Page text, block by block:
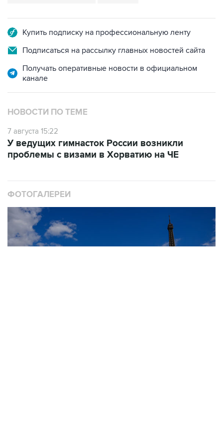
Купить подписку на профессиональную ленту
Подписаться на рассылку главных новостей сайта
Получать оперативные новости в официальном
канале
НОВОСТИ ПО ТЕМЕ
7 августа 15:22
У ведущих гимнасток России возникли
проблемы с визами в Хорватию на ЧЕ
ФОТОГАЛЕРЕИ